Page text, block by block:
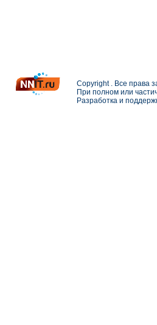
Copyright . Все права
При полном или
Разработка и